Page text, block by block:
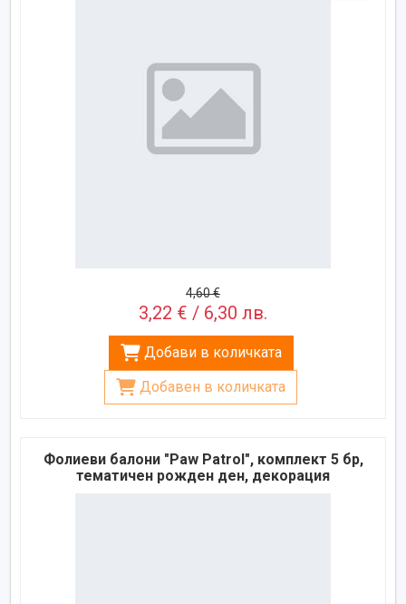
4,60 €
3,22 € / 6,30 лв.
Добави в количката
Добавен в количката
Фолиеви балони "Paw Patrol", комплект 5 бр,
тематичен рожден ден, декорация